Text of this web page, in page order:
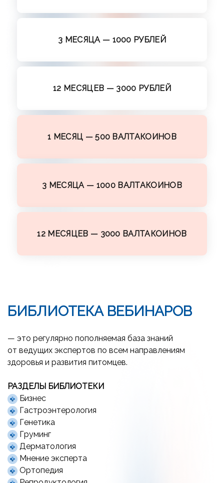
3 МЕСЯЦА — 1000 РУБЛЕЙ
12 МЕСЯЦЕВ — 3000 РУБЛЕЙ
1 МЕСЯЦ — 500 ВАЛТАКОИНОВ
3 МЕСЯЦА — 1000 ВАЛТАКОИНОВ
12 МЕСЯЦЕВ — 3000 ВАЛТАКОИНОВ
БИБЛИОТЕКА ВЕБИНАРОВ
— это регулярно пополняемая база знаний
от ведущих экспертов по всем направлениям
здоровья и развития питомцев.
РАЗДЕЛЫ БИБЛИОТЕКИ
Бизнес
Гастроэнтерология
Генетика
Груминг
Дерматология
Мнение эксперта
Ортопедия